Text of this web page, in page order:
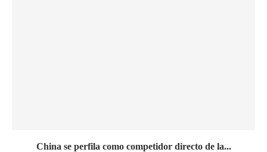
China se perfila como competidor directo de la...